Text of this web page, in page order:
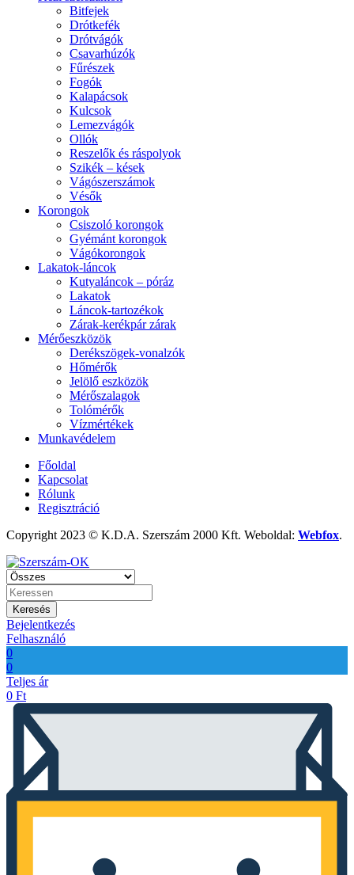
Bitfejek
Drótkefék
Drótvágók
Csavarhúzók
Fűrészek
Fogók
Kalapácsok
Kulcsok
Lemezvágók
Ollók
Reszelők és ráspolyok
Szikék – kések
Vágószerszámok
Vésők
Korongok
Csiszoló korongok
Gyémánt korongok
Vágókorongok
Lakatok-láncok
Kutyaláncok – póráz
Lakatok
Láncok-tartozékok
Zárak-kerékpár zárak
Mérőeszközök
Derékszögek-vonalzók
Hőmérők
Jelölő eszközök
Mérőszalagok
Tolómérők
Vízmértékek
Munkavédelem
Főoldal
Kapcsolat
Rólunk
Regisztráció
Copyright 2023 © K.D.A. Szerszám 2000 Kft. Weboldal: Webfox.
Keresés
Bejelentkezés
Felhasználó
0
0
Teljes ár
0 Ft